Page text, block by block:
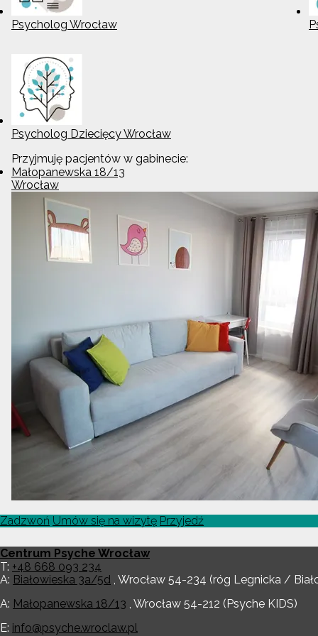
Psycholog Wrocław
Psycholog Dziecięcy Wrocław
Przyjmuję pacjentów w gabinecie:
Małopanewska 18/13
Wrocław
Zadzwoń Umów się na wizytę Przyjedź
Centrum Psyche Wrocław
T: +48 668 093 234
A: Białowieska 3a/5d , Wrocław 54-234 (róg Legnicka /
A: Małopanewska 18/13 , Wrocław 54-212 (Psyche KIDS)
E: info@psyche.wroclaw.pl